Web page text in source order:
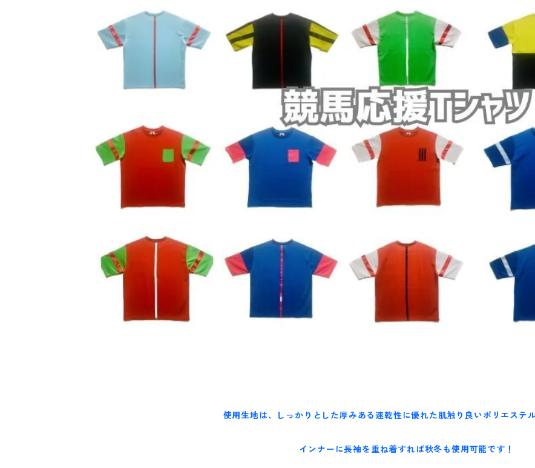
使用生地は、しっかりとした厚みある速乾性に優れた肌触り良いポリエステル
インナーに長袖を重ね着すれば秋冬も使用可能です！